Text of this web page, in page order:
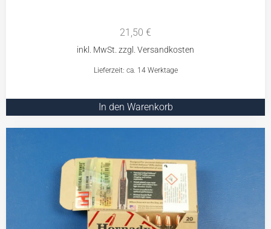
21,50 €
Lieferzeit: ca. 14 Werktage
In den Warenkorb